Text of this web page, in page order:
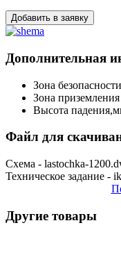
Добавить в заявку
Дополнительная
Зона
Зона
Высота
Файл для
Схема - lastochka-
Техническое задание -
Другие товары